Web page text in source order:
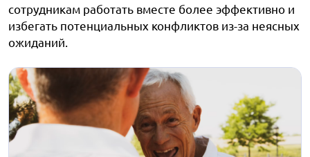
сотрудникам работать вместе более эффективно и
избегать потенциальных конфликтов из-за неясных
ожиданий.